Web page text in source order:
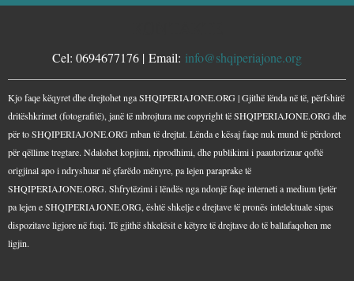
Cel: 0694677176 | Email: info@shqiperiajone.org
Kjo faqe këqyret dhe drejtohet nga SHQIPERIAJONE.ORG | Gjithë lënda në të, përfshirë
dritëshkrimet (fotografitë), janë të mbrojtura me copyright të SHQIPERIAJONE.ORG dhe
për to SHQIPERIAJONE.ORG mban të drejtat. Lënda e kësaj faqe nuk mund të përdoret
për qëllime tregtare. Ndalohet kopjimi, riprodhimi, dhe publikimi i paautorizuar qoftë
origjinal apo i ndryshuar në çfarëdo mënyre, pa lejen paraprake të
SHQIPERIAJONE.ORG. Shfrytëzimi i lëndës nga ndonjë faqe interneti a medium tjetër
pa lejen e SHQIPERIAJONE.ORG, është shkelje e drejtave të pronës intelektuale sipas
dispozitave ligjore në fuqi. Të gjithë shkelësit e këtyre të drejtave do të ballafaqohen me
ligjin.